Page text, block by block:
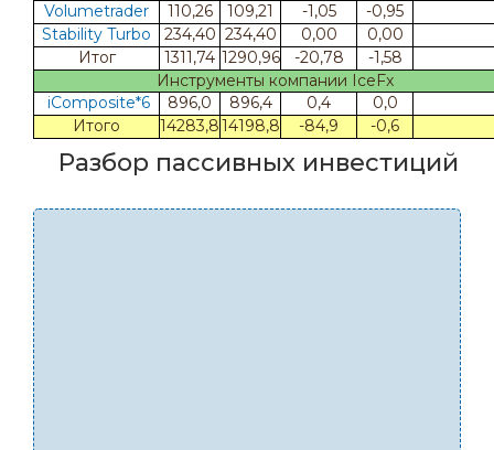
Volumetrader
110,26 109,21 -1,05
-0,95
Stability Turbo
234,40 234,40 0,00
0,00
Итог
1311,74 1290,96 -20,78
-1,58
Инструменты компании IceFx
iComposite*6
896,0 896,4 0,4
0,0
Итого
14283,814198,8 -84,9 -0,6
Разбор пассивных инвестиций